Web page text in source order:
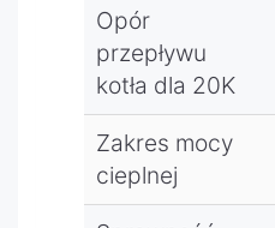
c.o.,
czujnik
c.w.u.,czuj
nik
temperat
ury
powrotu,
Opór
przepływu
kotła dla 20K
Zakres mocy
cieplnej